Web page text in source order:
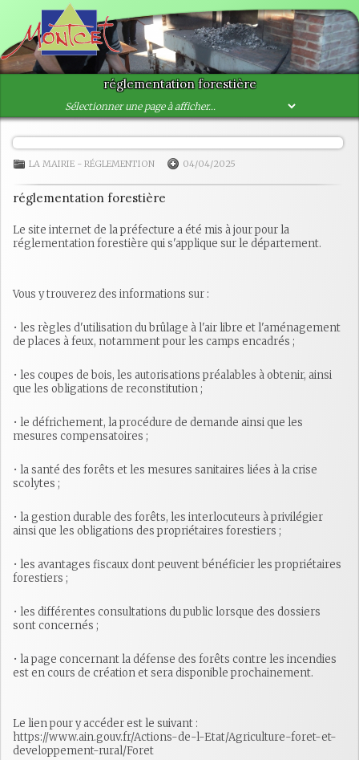
réglementation forestière
LA MAIRIE - RÉGLEMENTION 04/04/2025
réglementation forestière
Le site internet de la préfecture a été mis à jour pour la
réglementation forestière qui s'applique sur le département.
Vous y trouverez des informations sur :
• les règles d'utilisation du brûlage à l'air libre et l'aménagement
de places à feux, notamment pour les camps encadrés ;
• les coupes de bois, les autorisations préalables à obtenir, ainsi
que les obligations de reconstitution ;
• le défrichement, la procédure de demande ainsi que les
mesures compensatoires ;
• la santé des forêts et les mesures sanitaires liées à la crise
scolytes ;
• la gestion durable des forêts, les interlocuteurs à privilégier
ainsi que les obligations des propriétaires forestiers ;
• les avantages fiscaux dont peuvent bénéficier les propriétaires
forestiers ;
• les différentes consultations du public lorsque des dossiers
sont concernés ;
• la page concernant la défense des forêts contre les incendies
est en cours de création et sera disponible prochainement.
Le lien pour y accéder est le suivant :
https://www.ain.gouv.fr/Actions-de-l-Etat/Agriculture-foret-et-
developpement-rural/Foret